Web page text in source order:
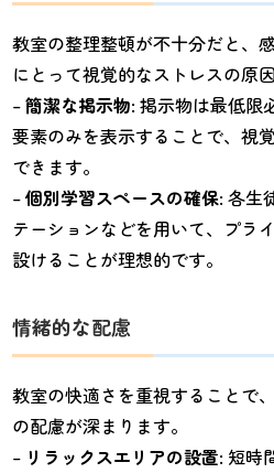
教室の整理整頓が不十分だと、
にとって視覚的なストレスの原
–簡潔な掲示物: 掲示物は最低限
要素のみを表示することで、視
できます。
–個別学習スペースの確保: 各生
テーションなどを用いて、プラ
設けることが理想的です。
情緒的な配慮
教室の快適さを重視することで
の配慮が深まります。
– リラックスエリアの設置: 短時